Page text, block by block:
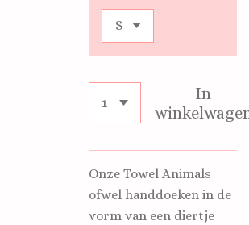
In
Onze Towel Animals
ofwel handdoeken in de
vorm van een diertje